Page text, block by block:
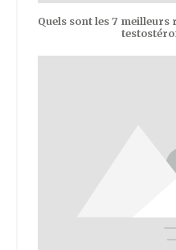
Quels sont les 7